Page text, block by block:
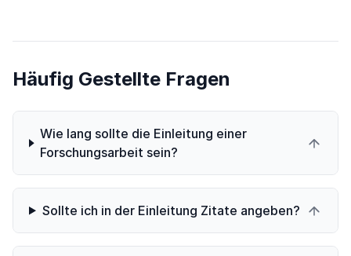
Häufig Gestellte Fragen
Wie lang sollte die Einleitung einer
Forschungsarbeit sein?
Sollte ich in der Einleitung Zitate angeben?